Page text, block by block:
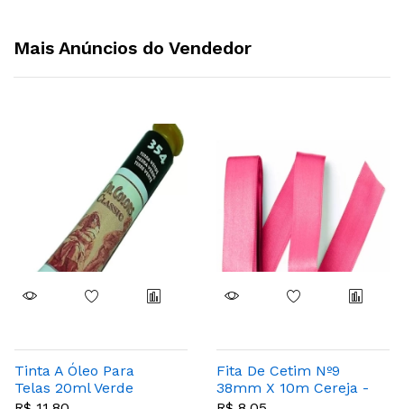
Mais Anúncios do Vendedor
Tinta A Óleo Para
Telas 20ml Verde
Vessie - Acrilex 353
Fita De Cetim Nº9
38mm X 10m Cereja -
Gitex - 161